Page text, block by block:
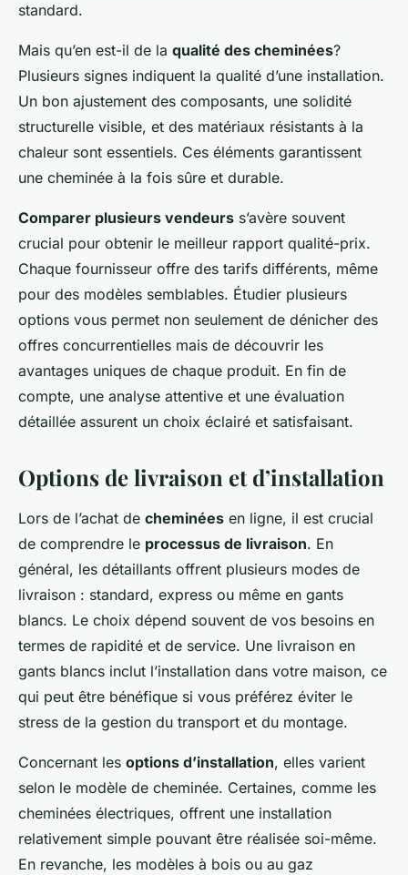
standard.
Mais qu’en est-il de la qualité des cheminées?
Plusieurs signes indiquent la qualité d’une installation.
Un bon ajustement des composants, une solidité
structurelle visible, et des matériaux résistants à la
chaleur sont essentiels. Ces éléments garantissent
une cheminée à la fois sûre et durable.
Comparer plusieurs vendeurs s’avère souvent
crucial pour obtenir le meilleur rapport qualité-prix.
Chaque fournisseur offre des tarifs différents, même
pour des modèles semblables. Étudier plusieurs
options vous permet non seulement de dénicher des
offres concurrentielles mais de découvrir les
avantages uniques de chaque produit. En fin de
compte, une analyse attentive et une évaluation
détaillée assurent un choix éclairé et satisfaisant.
Options de livraison et d’installation
Lors de l’achat de cheminées en ligne, il est crucial
de comprendre le processus de livraison. En
général, les détaillants offrent plusieurs modes de
livraison : standard, express ou même en gants
blancs. Le choix dépend souvent de vos besoins en
termes de rapidité et de service. Une livraison en
gants blancs inclut l’installation dans votre maison, ce
qui peut être bénéfique si vous préférez éviter le
stress de la gestion du transport et du montage.
Concernant les options d’installation, elles varient
selon le modèle de cheminée. Certaines, comme les
cheminées électriques, offrent une installation
relativement simple pouvant être réalisée soi-même.
En revanche, les modèles à bois ou au gaz